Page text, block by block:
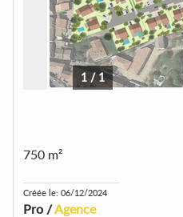
1/1
750 m²
Créée le: 06/12/2024
Pro /Agence